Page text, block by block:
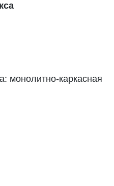
монолитно-каркасная